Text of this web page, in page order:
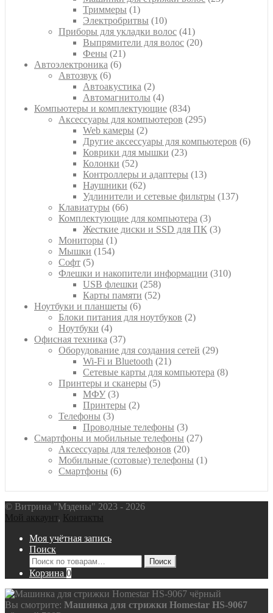
Триммеры 11
товар
Электробритвы 1010
товаров
Приборы для укладки волос 4141
товар
Выпрямители для волос 2020
Фены 2121
Автоэлектроника 66
Автозвук 66
товаров
Автоакустика 22
товара
Автомагнитолы 44
товара
Компьютеры и комплектующие 834834
товара
Аксессуары для компьютеров 295295
Web камеры 22
товара
Другие аксессуары для компьютеров 66
Коврики для мышки 2323
Колонки 5252
товара
Контроллеры и адаптеры 1313
Наушники 6262
товара
Удлинители и сетевые фильтры 137137
Клавиатуры 6666
товаров
Комплектующие для компьютера 33
товара
Жесткие диски и SSD для ПК 33
Мониторы 11
товар
Мышки 154154
Софт 55
товаров
Флешки и накопители информации 310310
USB флешки 258258
товаров
Карты памяти 5252
Ноутбуки и планшеты 66
товаров
Блоки питания для ноутбуков 22
Ноутбуки 44
товара
Офисная техника 3737
товаров
Оборудование для создания сетей 2929
Wi-Fi и Bluetooth 2121
товар
Сетевые карты для компьютера 88
Принтеры и сканеры 55
МФУ 33
товара
Принтеры 22
Телефоны 33
товара
Проводные телефоны 33
товара
Смартфоны и мобильные телефоны 2727
Аксессуары для телефонов 2020
товаров
Мобильные (сотовые) телефоны 11
Смартфоны 66
© Витрина "Мэдены" 2023 - 2026
Мой аккаунт, Контакты
Моя учётная запись
Поиск
Искать:
Поиск
Корзина 0
Вы смотрите: Машинка для стрижки Homestar HS-9067